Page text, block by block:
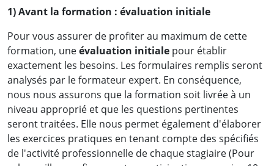
1) Avant la formation : évaluation initiale
Pour vous assurer de profiter au maximum de cette
formation, uneévaluation initiale pour établir
exactement les besoins. Les formulaires remplis seront
analysés par le formateur expert. En conséquence,
nous nous assurons que la formation soit livrée à un
niveau approprié et que les questions pertinentes
seront traitées. Elle nous permet également d'élaborer
les exercices pratiques en tenant compte des spécifiés
de l'activité professionnelle de chaque stagiaire (Pour
« Cette formation a été très enrichissante. Elle
m'a donnée les outils nécessaires pour
auditer nos contrats existants, et surtout les
outils pour une bonne négociation avec nos
assureurs et une réorientation des
discussions qu'on aura désormais avec nos
assureurs. On sera désormais plus exigeants
et on va certainement améliorer la couverture
de nos différents risques»